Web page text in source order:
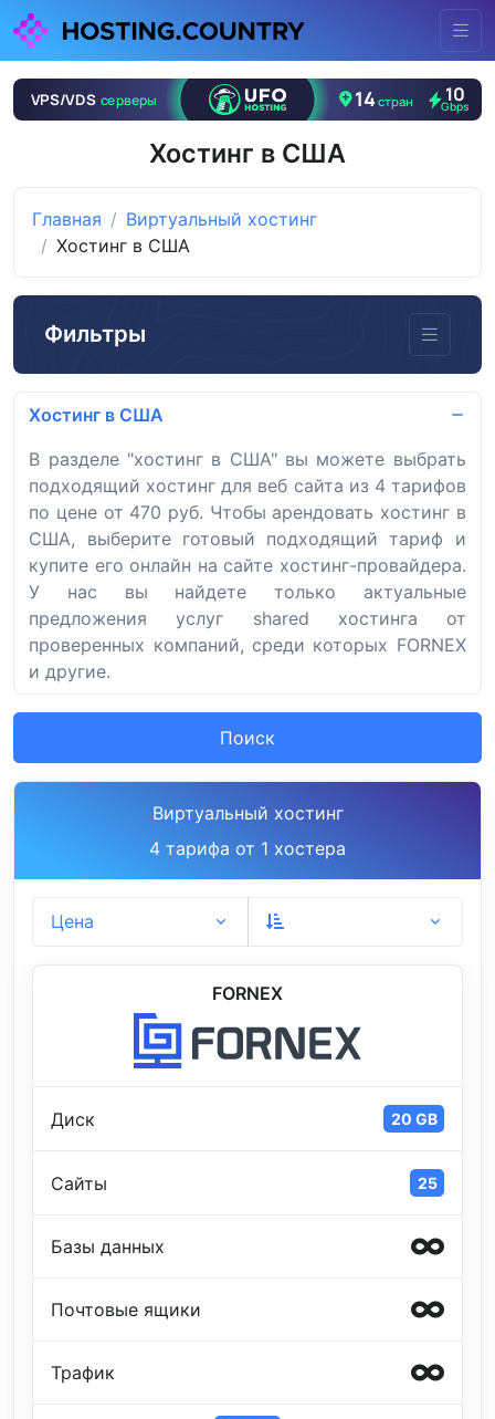
Хостинг в США
Главная
Виртуальный хостинг
Хостинг в США
Фильтры
Хостинг в США
В разделе "хостинг в США" вы можете выбрать
подходящий хостинг для веб сайта из 4 тарифов
по цене от 470 руб. Чтобы арендовать хостинг в
США, выберите готовый подходящий тариф и
купите его онлайн на сайте хостинг-провайдера.
У нас вы найдете только актуальные
предложения услуг shared хостинга от
проверенных компаний, среди которых FORNEX
и другие.
Поиск
Виртуальный хостинг
4 тарифа от 1 хостера
Цена
FORNEX
Диск 20 GB
Сайты 25
Базы данных
Почтовые ящики
Трафик